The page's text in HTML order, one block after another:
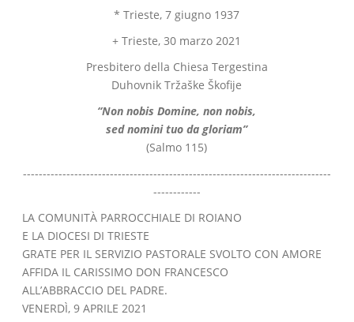
* Trieste, 7 giugno 1937
+ Trieste, 30 marzo 2021
Presbitero della Chiesa Tergestina
Duhovnik Tržaške Škofije
“Non nobis Domine, non nobis,
sed nomini tuo da gloriam”
(Salmo 115)
------------------------------------------------------------------------------
------------
LA COMUNITÀ PARROCCHIALE DI ROIANO
E LA DIOCESI DI TRIESTE
GRATE PER IL SERVIZIO PASTORALE SVOLTO CON AMORE
AFFIDA IL CARISSIMO DON FRANCESCO
ALL’ABBRACCIO DEL PADRE.
VENERDÌ, 9 APRILE 2021